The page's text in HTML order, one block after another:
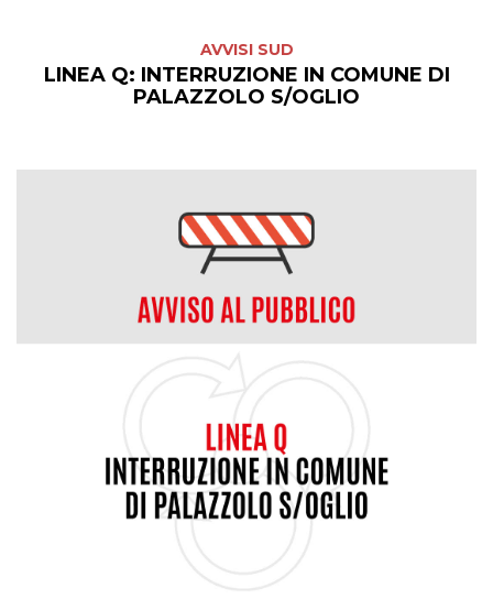
AVVISI SUD
LINEA Q: INTERRUZIONE IN COMUNE DI
PALAZZOLO S/OGLIO